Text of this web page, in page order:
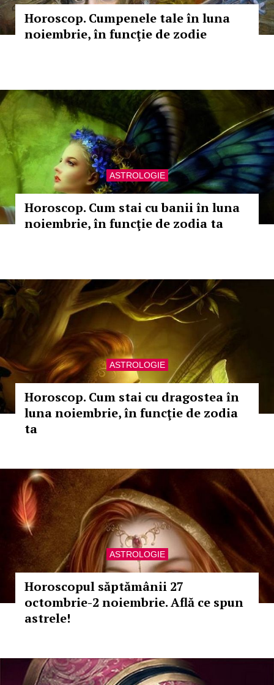
Horoscop. Cumpenele tale în luna
noiembrie, în funcţie de zodie
ASTROLOGIE
Horoscop. Cum stai cu banii în luna
noiembrie, în funcţie de zodia ta
ASTROLOGIE
Horoscop. Cum stai cu dragostea în
luna noiembrie, în funcţie de zodia
ta
ASTROLOGIE
Horoscopul săptămânii 27
octombrie-2 noiembrie. Află ce spun
astrele!